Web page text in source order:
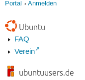
Portal Anmelden
Ubuntu
FAQ
Verein
ubuntuusers.de